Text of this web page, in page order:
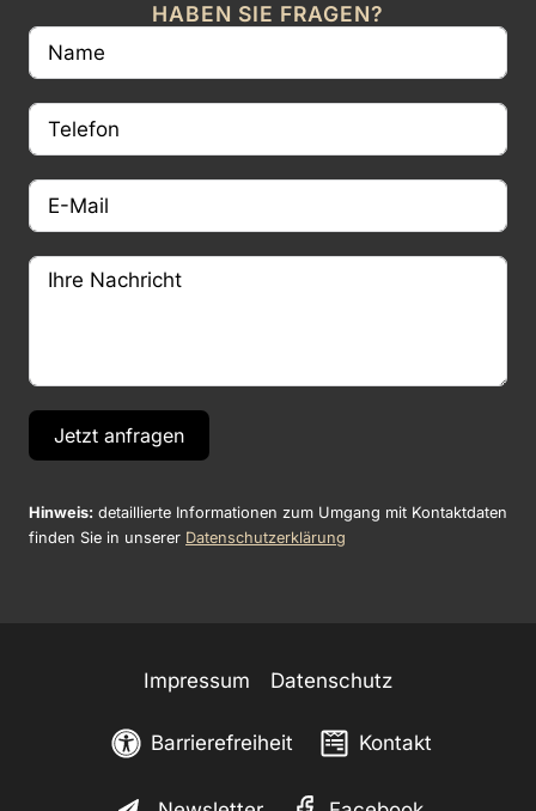
HABEN SIE FRAGEN?
Jetzt anfragen
Hinweis: detaillierte Informationen zum Umgang mit Kontaktdaten
finden Sie in unserer Datenschutzerklärung
Impressum Datenschutz
Barrierefreiheit Kontakt